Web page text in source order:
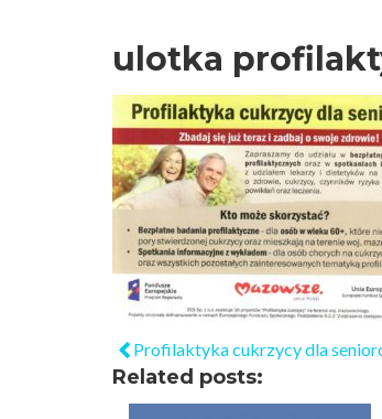
ulotka
Profilaktyka cukrzycy dla
Related posts: